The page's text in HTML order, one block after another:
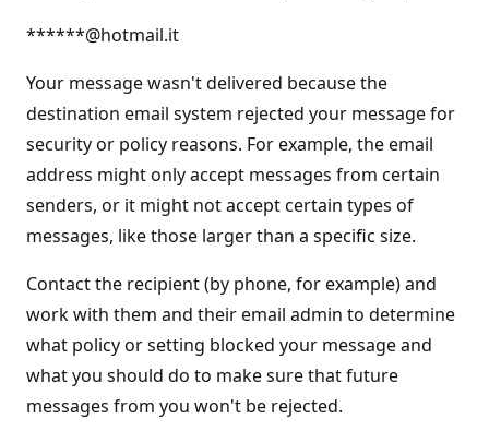
******@hotmail.it
Your message wasn't delivered because the
destination email system rejected your message for
security or policy reasons. For example, the email
address might only accept messages from certain
senders, or it might not accept certain types of
messages, like those larger than a specific size.
Contact the recipient (by phone, for example) and
work with them and their email admin to determine
what policy or setting blocked your message and
what you should do to make sure that future
messages from you won't be rejected.